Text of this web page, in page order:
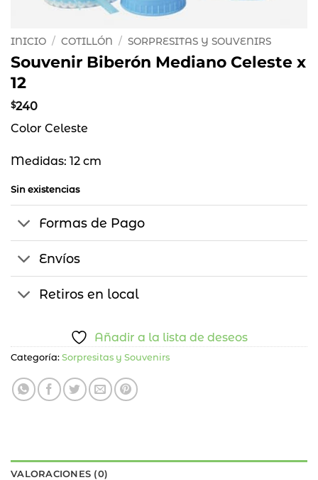
INICIO / COTILLÓN / SORPRESITAS Y SOUVENIRS
Souvenir Biberón Mediano Celeste x
12
$240
Color Celeste
Medidas: 12 cm
Sin existencias
Formas de Pago
Envíos
Retiros en local
Añadir a la lista de deseos
Categoría: Sorpresitas y Souvenirs
VALORACIONES (0)